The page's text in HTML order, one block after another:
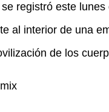
registró este
al interior de una
de los